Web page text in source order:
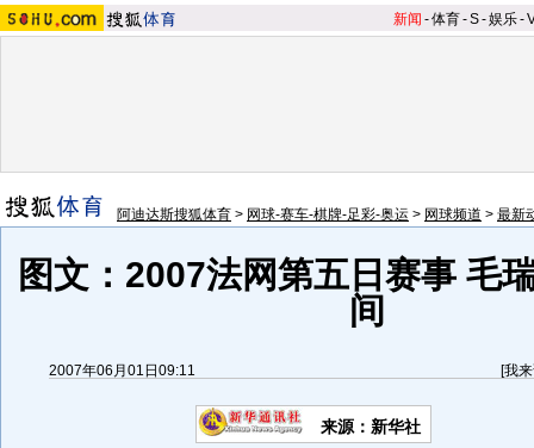
新闻 -体育-S-娱乐-
阿迪达斯搜狐体育 > 网球-赛车-棋牌-足彩-奥运 > 网球频道 > 最新
图文：2007法网第五日赛事 毛
间
2007年06月01日09:11 [我
来源：新华社